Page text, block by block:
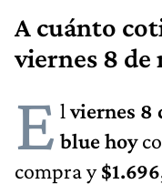
A cuánto
viernes 8 de
E lviernes 8
blue hoy
compra y